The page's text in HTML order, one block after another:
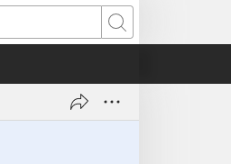
Vaqara